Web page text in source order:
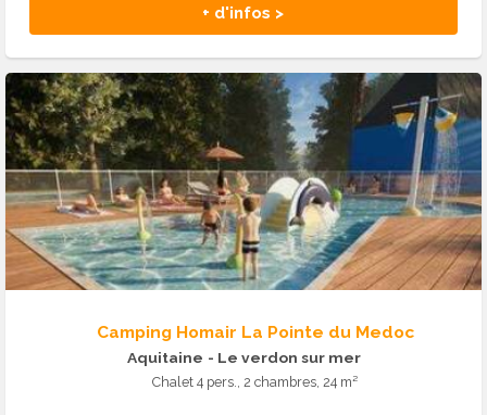
+ d'infos >
Camping Homair La Pointe du Medoc
Aquitaine - Le verdon sur mer
Chalet 4 pers., 2 chambres, 24 m²